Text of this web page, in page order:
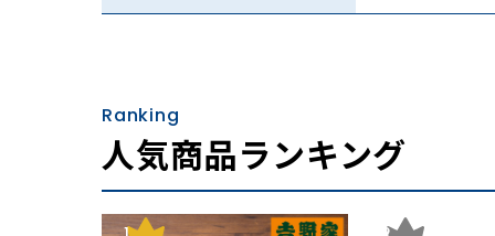
Ranking
人気商品ランキング